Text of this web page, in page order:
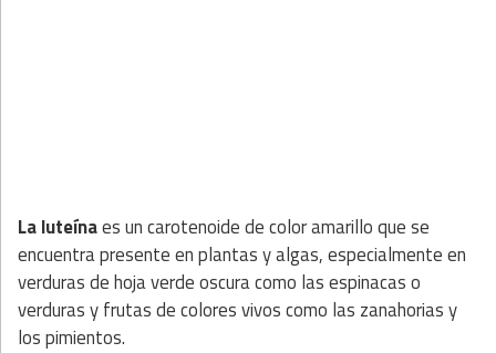
La luteínaes un carotenoide de color amarillo que se
encuentra presente en plantas y algas, especialmente en
verduras de hoja verde oscura como las espinacas o
verduras y frutas de colores vivos como las zanahorias y
los pimientos.